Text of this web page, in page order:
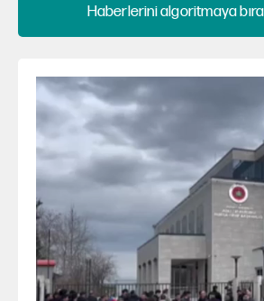
Haberlerini algoritmaya